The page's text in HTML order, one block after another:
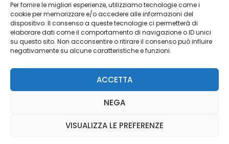
Per fornire le migliori esperienze, utilizziamo tecnologie come i
cookie per memorizzare e/o accedere alle informazioni del
dispositivo. Il consenso a queste tecnologie ci permetterà di
elaborare dati come il comportamento di navigazione o ID unici
su questo sito. Non acconsentire o ritirare il consenso può influire
negativamente su alcune caratteristiche e funzioni.
ACCETTA
NEGA
VISUALIZZA LE PREFERENZE
Cookie Policy
Risorse Aggiuntive